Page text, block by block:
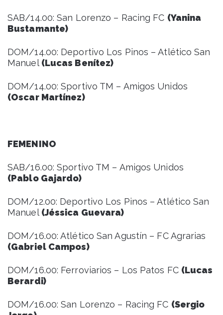
SAB/14.00: San Lorenzo – Racing FC (Yanina
Bustamante)
DOM/14.00: Deportivo Los Pinos – Atlético San
Manuel (Lucas Benítez)
DOM/14.00: Sportivo TM – Amigos Unidos
(Oscar Martínez)
FEMENINO
SAB/16.00: Sportivo TM – Amigos Unidos
(Pablo Gajardo)
DOM/12.00: Deportivo Los Pinos – Atlético San
Manuel (Jéssica Guevara)
DOM/16.00: Atlético San Agustín – FC Agrarias
(Gabriel Campos)
DOM/16.00: Ferroviarios – Los Patos FC (Lucas
Berardi)
DOM/16.00: San Lorenzo – Racing FC (Sergio